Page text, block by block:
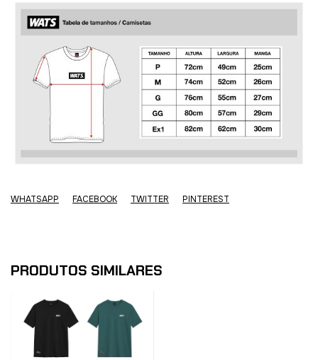
WHATSAPP FACEBOOK TWITTER PINTEREST
PRODUTOS SIMILARES